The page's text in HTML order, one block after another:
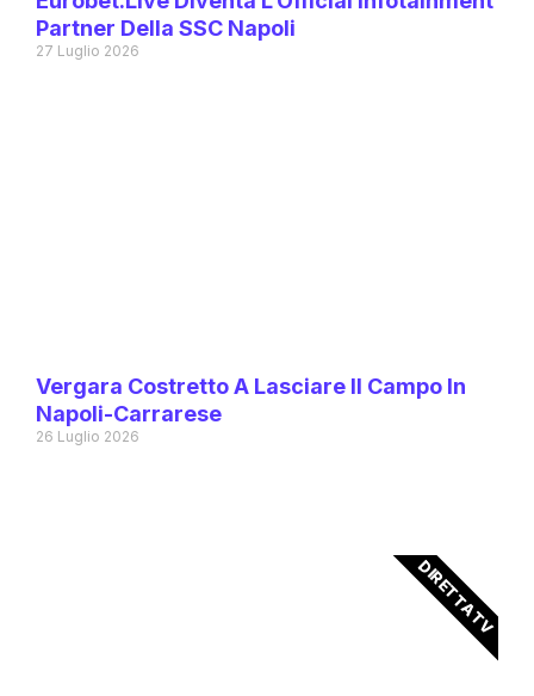
Partner Della SSC Napoli
27 Luglio 2026
Vergara Costretto A Lasciare Il Campo In
Napoli-Carrarese
26 Luglio 2026
DIRETTA TV